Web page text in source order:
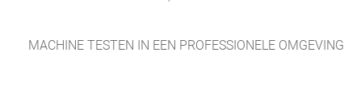
MACHINE TESTEN IN EEN PROFESSIONELE OMGEVING